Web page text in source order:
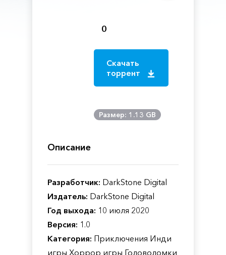
0
Скачать
торрент
Размер: 1.13 GB
Описание
Разработчик: DarkStone Digital
Издатель: DarkStone Digital
Год выхода: 10 июля 2020
Версия: 1.0
Категория: Приключения Инди
игры Хоррор игры Головоломки